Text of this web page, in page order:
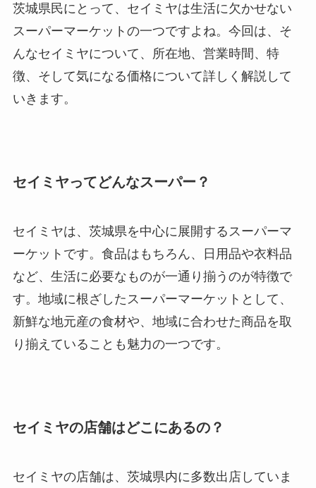
茨城県民にとって、セイミヤは生活に欠かせない
スーパーマーケットの一つですよね。今回は、そ
んなセイミヤについて、所在地、営業時間、特
徴、そして気になる価格について詳しく解説して
いきます。
セイミヤってどんなスーパー？
セイミヤは、茨城県を中心に展開するスーパーマ
ーケットです。食品はもちろん、日用品や衣料品
など、生活に必要なものが一通り揃うのが特徴で
す。地域に根ざしたスーパーマーケットとして、
新鮮な地元産の食材や、地域に合わせた商品を取
り揃えていることも魅力の一つです。
セイミヤの店舗はどこにあるの？
セイミヤの店舗は、茨城県内に多数出店していま